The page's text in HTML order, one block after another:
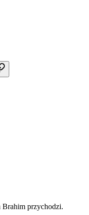
Brahim przychodzi.